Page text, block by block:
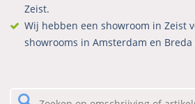
Zeist.
Wij hebben een showroom in Zeist
showrooms in Amsterdam en